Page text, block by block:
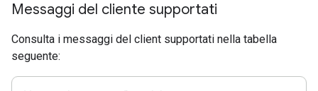
Messaggi del cliente supportati
Consulta i messaggi del client supportati nella tabella
seguente: